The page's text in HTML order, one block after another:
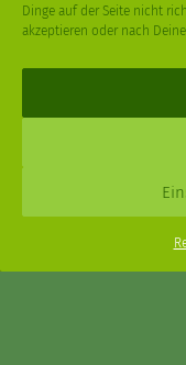
Dinge auf der Seite nicht
akzeptieren oder nach
XPDT : Marken &